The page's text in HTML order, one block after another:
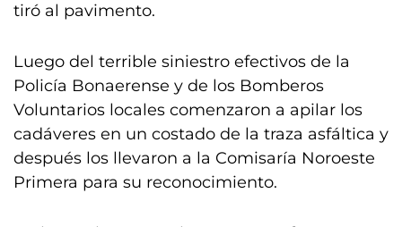
tiró al pavimento.
Luego del terrible siniestro efectivos de la
Policía Bonaerense y de los Bomberos
Voluntarios locales comenzaron a apilar los
cadáveres en un costado de la traza asfáltica y
después los llevaron a la Comisaría Noroeste
Primera para su reconocimiento.